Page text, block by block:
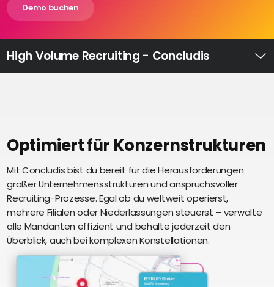
Volume
Ausbildungsmanagement
Lernen
eAkte
und
Digitalisierung
Schnittstellen
Intelligenz
Demo buchen
High Volume Recruiting - Concludis
Optimiert für Konzernstrukturen
Mit Concludis bist du bereit für die Herausforderungen
großer Unternehmensstrukturen und anspruchsvoller
Recruiting-Prozesse. Egal ob du weltweit operierst,
mehrere Filialen oder Niederlassungen steuerst – verwalte
alle Mandanten effizient und behalte jederzeit den
Überblick, auch bei komplexen Konstellationen.